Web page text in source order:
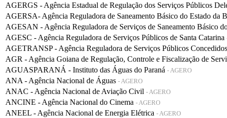
AGERGS - Agência Estadual de Regulação dos Serviços Públicos
AGERSA- Agência Reguladora de Saneamento Básico do Estado da
AGESAN - Agência Reguladora de Serviços de Saneamento Básico
AGESC - Agência Reguladora de Serviços Públicos de Santa Catarina
AGETRANSP - Agência Reguladora de Serviços Públicos
AGR - Agência Goiana de Regulação, Controle e Fiscalização de
AGUASPARANÁ - Instituto das Águas do Paraná - AGERO
ANA - Agência Nacional de Águas - AGERO
ANAC - Agência Nacional de Aviação Civil - AGERO
ANCINE - Agência Nacional do Cinema - AGERO
ANEEL - Agência Nacional de Energia Elétrica - AGERO